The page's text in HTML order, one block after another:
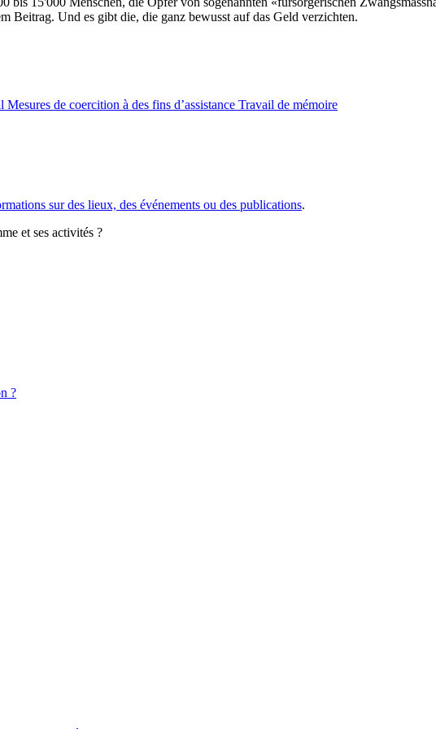
Beitrag. Und es gibt die, die ganz bewusst auf das Geld verzichten.
Mesures de coercition à des fins d’assistance Travail de mémoire
sur des lieux, des événements ou des publications.
et ses activités ?
?